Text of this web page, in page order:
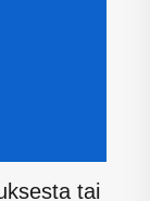
tai